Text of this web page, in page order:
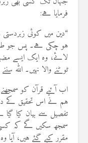
فرمایا ہے:
“دین میں کوئی
ہو چکی ہے۔ پس جو
لائے، وہ ایک ایسے
ٹوٹنے والا نہیں۔ اللہ سننے
اب آئیے قرآن کو
ہم نے اس تحقیق کے
تفصیل سے بیان کیا
سمجھ سکیں گے کہ
مقرر کیے گئے ہیں،